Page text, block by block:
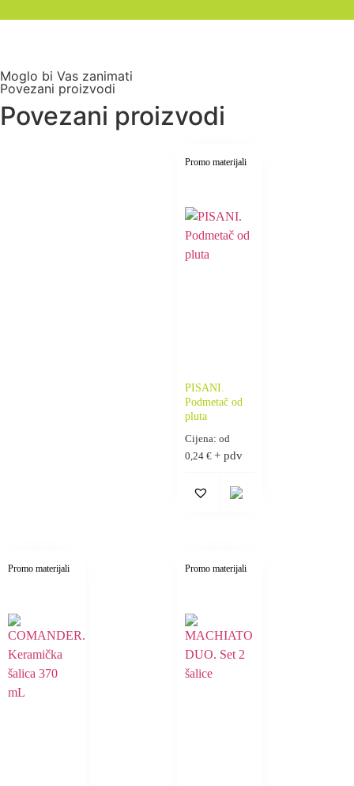
Moglo bi Vas zanimati
Povezani proizvodi
Povezani proizvodi
Promo materijali
PISANI.
Podmetač od
pluta
Cijena: od
0,24 € + pdv
Promo materijali Promo materijali